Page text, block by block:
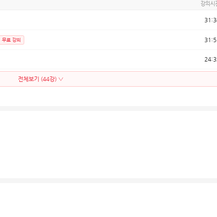
강의시
무료 강의
전체보기 (44강) ▽